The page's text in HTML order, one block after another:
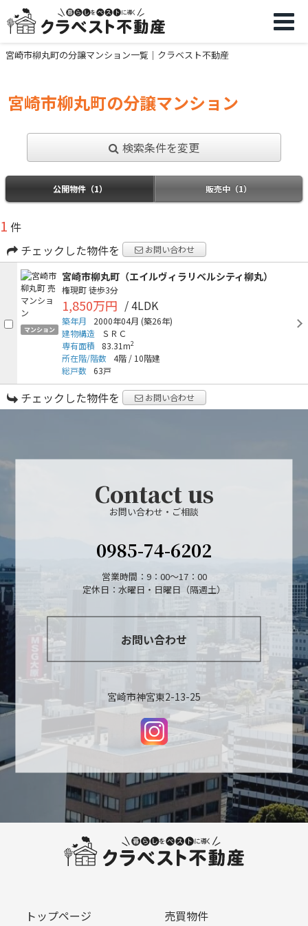
宮崎市柳丸町の分譲マンション一覧｜クラベスト不動産
宮崎市柳丸町の分譲マンション
検索条件を変更
公開物件（1） 販売中（1）
1 件
チェックした物件を
お問い合わせ
マンション
宮崎市柳丸町（エイルヴィラリベルシティ柳丸）
権現町徒歩3分
1,850万円 / 4LDK
築年月 2000年04月 (築26年)
建物構造
ＳＲＣ
専有面積
83.31m2
所在階/階数 4階 / 10階建
総戸数 63戸
チェックした物件を お問い合わせ
Contact us
お問い合わせ・ご相談
0985-74-6202
営業時間：9：00～17：00
定休日：水曜日・日曜日（隔週土）
お問い合わせ
宮崎市神宮東2-13-25
トップページ 売買物件